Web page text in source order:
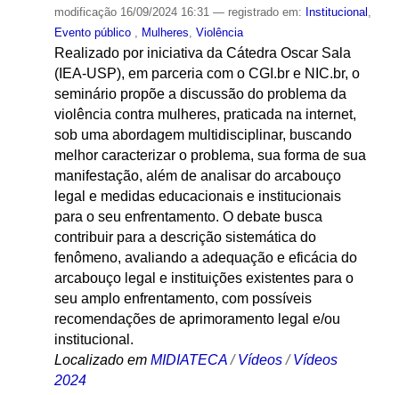
modificação16/09/2024 16:31 — registrado em: Institucional ,
Evento público , Mulheres, Violência
Realizado por iniciativa da Cátedra Oscar Sala
(IEA-USP), em parceria com o CGI.br e NIC.br, o
seminário propõe a discussão do problema da
violência contra mulheres, praticada na internet,
sob uma abordagem multidisciplinar, buscando
melhor caracterizar o problema, sua forma de sua
manifestação, além de analisar do arcabouço
legal e medidas educacionais e institucionais
para o seu enfrentamento. O debate busca
contribuir para a descrição sistemática do
fenômeno, avaliando a adequação e eficácia do
arcabouço legal e instituições existentes para o
seu amplo enfrentamento, com possíveis
recomendações de aprimoramento legal e/ou
institucional.
Localizado em MIDIATECA / Vídeos / Vídeos
2024